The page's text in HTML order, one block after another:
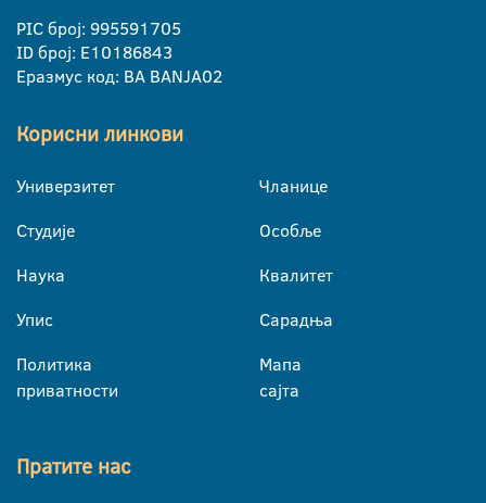
PIC број: 995591705
ID број: E10186843
Еразмус код: BA BANJA02
Корисни линкови
Универзитет
Студије
Наука
Упис
Политика
приватности
Чланице
Особље
Квалитет
Сарадња
Мапа
сајта
Пратите нас